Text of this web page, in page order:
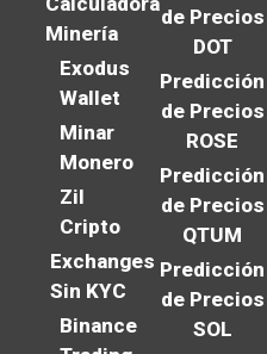
Minería
Exodus
Wallet
Minar
Monero
Zil
Cripto
Exchanges
Sin KYC
Binance
de Precios
DOT
Predicción
de Precios
ROSE
Predicción
de Precios
QTUM
Predicción
de Precios
SOL